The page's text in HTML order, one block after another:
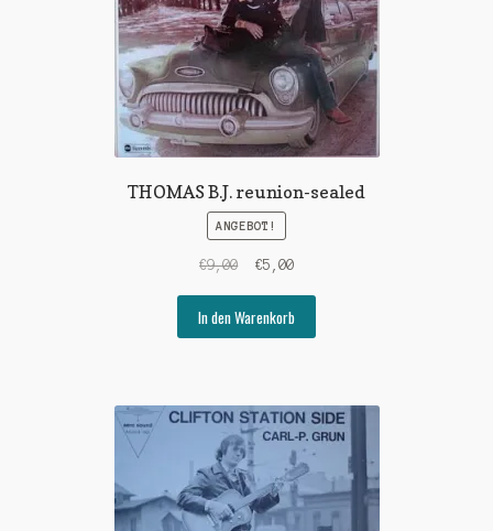
THOMAS B.J. reunion-sealed
ANGEBOT!
€9,00
Ursprünglicher
war:
€9,00
€5,00Aktueller
ist:
€5,00.
In den Warenkorb